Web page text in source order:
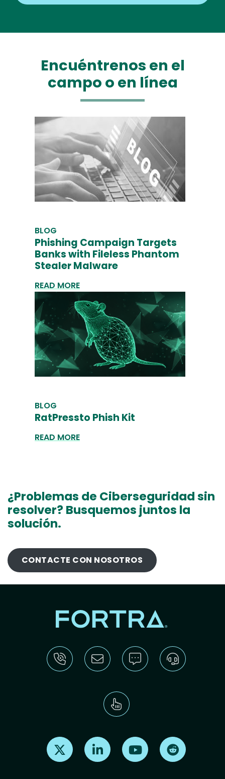
Encuéntrenos en el
campo o en línea
BLOG
Phishing Campaign Targets
Banks with Fileless Phantom
Stealer Malware
READ MORE
BLOG
RatPressto Phish Kit
READ MORE
¿Problemas de Ciberseguridad sin
resolver? Busquemos juntos la
solución.
CONTACTE CON NOSOTROS
Find us on X Find us on LinkedInFind us on Youtube